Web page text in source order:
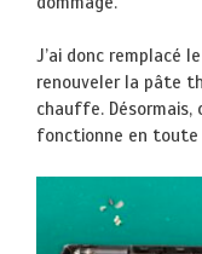
J’ai donc remplacé
renouveler la pâte
chauffe.
fonctionne en toute